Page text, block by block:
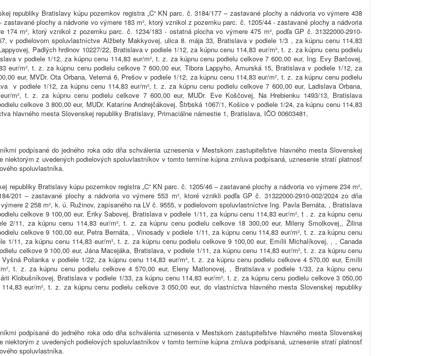
republiky Bratislavy kúpu pozemkov registra „C“ KN parc. č. 3184/177 – zastavané plochy a nádvoria vo výmere 438
plochy a nádvorie vo výmere 183 m², ktorý vznikol z pozemku parc. č. 1205/44 - zastavané plochy a nádvoria
m², ktorý vznikol z pozemku parc. č. 1234/183 - ostatná plocha vo výmere 475 m², podľa GP č. 31322000-2910-
v podielovom spoluvlastníctve Alžbety Makkyovej, ulica 8. mája 33, Bratislava v podiele 1/3 , za kúpnu cenu 114,83
Padlých hrdinov 10227/22, Bratislava v podiele 1/12, za kúpnu cenu 114,83 eur/m², t. z. za kúpnu cenu podielu
v podiele 1/12, za kúpnu cenu 114,83 eur/m², t. z. za kúpnu cenu podielu celkove 7 600,00 eur, Ing. Evy Barčovej,
eur/m², t. z. za kúpnu cenu podielu celkove 7 600,00 eur, Tibora Lappyho, Amurská 15, Bratislava v podiele 1/12, za
eur, MVDr. Ota Orbana, Veterná 6, Prešov v podiele 1/12, za kúpnu cenu 114,83 eur/m², t. z. za kúpnu cenu podielu
v podiele 1/12, za kúpnu cenu 114,83 eur/m², t. z. za kúpnu cenu podielu celkove 7 600,00 eur, Ladislava Orbana,
m², t. z. za kúpnu cenu podielu celkove 7 600,00 eur, MUDr. Eve Koščovej, Na Hrebienku 1493/13, Bratislava
celkove 3 800,00 eur, MUDr. Kataríne Andrejčákovej, Štrbská 1067/1, Košice v podiele 1/24, za kúpnu cenu 114,83
hlavného mesta Slovenskej republiky Bratislavy, Primaciálne námestie 1, Bratislava, IČO 00603481,
podpísané do jedného roka odo dňa schválenia uznesenia v Mestskom zastupiteľstve hlavného mesta Slovenskej
z uvedených podielových spoluvlastníkov v tomto termíne kúpna zmluva podpísaná, uznesenie stratí platnosť
spoluvlastníka.
republiky Bratislavy kúpu pozemkov registra „C“ KN parc. č. 1205/46 – zastavané plochy a nádvoria vo výmere 234 m²,
201 – zastavané plochy a nádvoria vo výmere 553 m², ktoré vznikli podľa GP č. 31322000-2910-002/2024 zo dňa
2 258 m², k. ú. Ružinov, zapísaného na LV č. 9555, v podielovom spoluvlastníctve Ing. Pavla Bernáta, , Bratislava
celkove 9 100,00 eur, Eriky Sabovej, Bratislava v podiele 1/11, za kúpnu cenu 114,83 eur/m², t . z. za kúpnu cenu
2/11, za kúpnu cenu 114,83 eur/m², t. z. za kúpnu cenu podielu celkove 18 300,00 eur, Mileny Smolkovej,, Žilina
celkove 9 100,00 eur, Petra Bernáta, , Vinosady v podiele 1/11, za kúpnu cenu 114,83 eur/m², t. z. za kúpnu cenu
1/11, za kúpnu cenu 114,83 eur/m², t. z. za kúpnu cenu podielu celkove 9 100,00 eur, Emílii Michalíkovej, , , Canada
celkove 9 100,00 eur, Jána Macejáka, Bratislava, v podiele 1/11, za kúpnu cenu 114,83 eur/m², t. z. za kúpnu cenu
Polianka v podiele 1/22, za kúpnu cenu 114,83 eur/m², t. z. za kúpnu cenu podielu celkove 4 570,00 eur, Emílii
t. z. za kúpnu cenu podielu celkove 4 570,00 eur, Eleny Matlonovej, , Bratislava v podiele 1/33, za kúpnu cenu
Klobušníkovej, Bratislava v podiele 1/33, za kúpnu cenu 114,83 eur/m², t. z. za kúpnu cenu podielu celkove 3 050,00
eur/m², t. z. za kúpnu cenu podielu celkove 3 050,00 eur, do vlastníctva hlavného mesta Slovenskej republiky
podpísané do jedného roka odo dňa schválenia uznesenia v Mestskom zastupiteľstve hlavného mesta Slovenskej
z uvedených podielových spoluvlastníkov v tomto termíne kúpna zmluva podpísaná, uznesenie stratí platnosť
spoluvlastníka.